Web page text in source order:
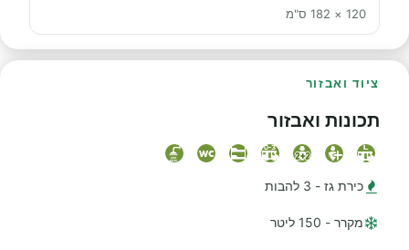
120 × 182 ס"מ
ציוד ואבזור
תכונות ואבזור
כירת גז - 3 להבות
מקרר - 150 ליטר